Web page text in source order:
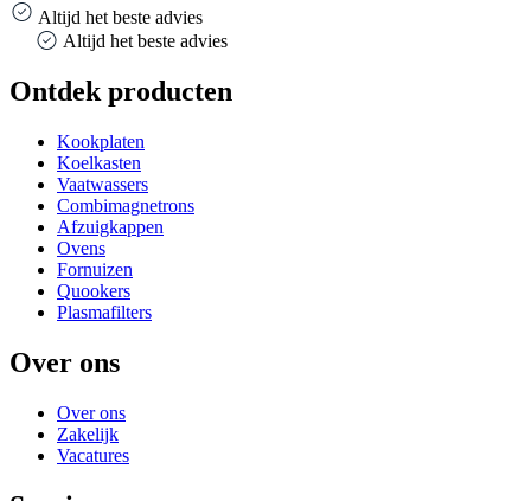
Altijd het beste advies
Altijd het beste advies
Ontdek producten
Kookplaten
Koelkasten
Vaatwassers
Combimagnetrons
Afzuigkappen
Ovens
Fornuizen
Quookers
Plasmafilters
Over ons
Over ons
Zakelijk
Vacatures